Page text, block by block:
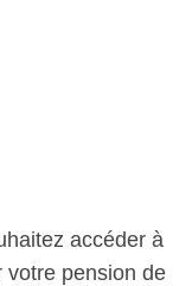
accéder à
votre pension de